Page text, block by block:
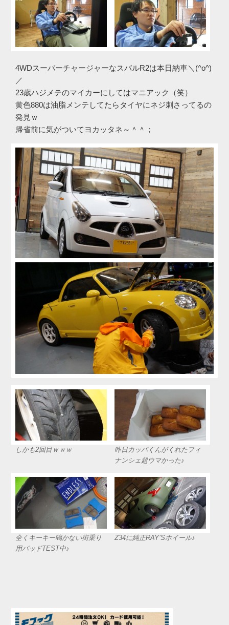
4WDスーパーチャージャーなスバルR2は本日納車＼(^o^)
／
23歳ハジメテのマイカーにしてはマニアック（笑）
黄色880は油脂メンテしてたらタイヤにネジ刺さってるの
発見ｗ
帰省前に気がついてヨカッタネ～＾＾；
しかも2回目ｗｗｗ
昨日カッパくんがくれたフィ
ナンシェ超ウマかった♪
全くキーキー鳴かない街乗り
用パッドTEST中♪
Z34に純正RAY’Sホイール♪